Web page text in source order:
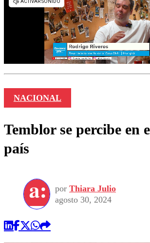
NACIONAL
Temblor se percibe en
país
por Thiara Julio
agosto 30, 2024